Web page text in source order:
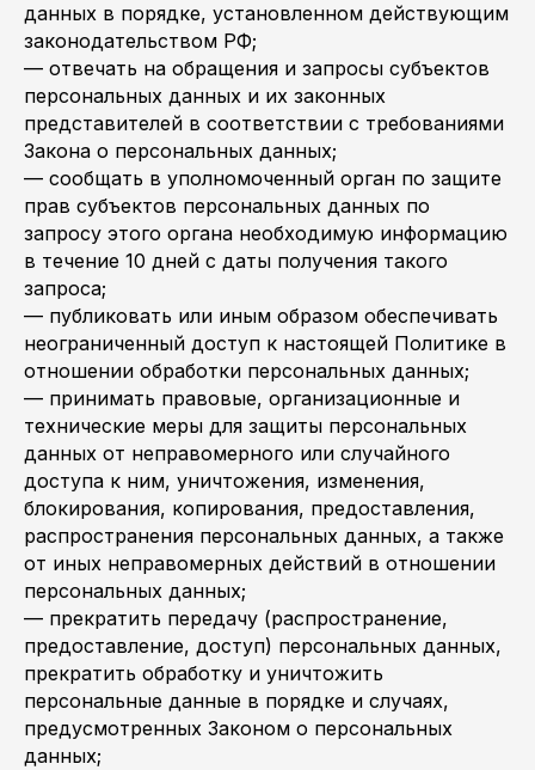
данных в порядке, установленном действующим
законодательством РФ;
— отвечать на обращения и запросы субъектов
персональных данных и их законных
представителей в соответствии с требованиями
Закона о персональных данных;
— сообщать в уполномоченный орган по защите
прав субъектов персональных данных по
запросу этого органа необходимую информацию
в течение 10 дней с даты получения такого
запроса;
— публиковать или иным образом обеспечивать
неограниченный доступ к настоящей Политике в
отношении обработки персональных данных;
— принимать правовые, организационные и
технические меры для защиты персональных
данных от неправомерного или случайного
доступа к ним, уничтожения, изменения,
блокирования, копирования, предоставления,
распространения персональных данных, а также
от иных неправомерных действий в отношении
персональных данных;
— прекратить передачу (распространение,
предоставление, доступ) персональных данных,
прекратить обработку и уничтожить
персональные данные в порядке и случаях,
предусмотренных Законом о персональных
данных;